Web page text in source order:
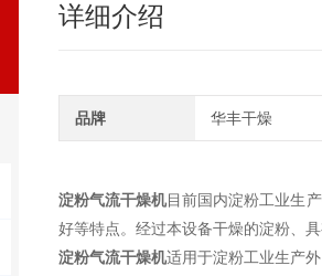
详细介绍
品牌 华丰干燥
淀粉气流干燥机目前国内淀粉工业生
好等特点。经过本设备干燥的淀粉、
淀粉气流干燥机适用于淀粉工业生产